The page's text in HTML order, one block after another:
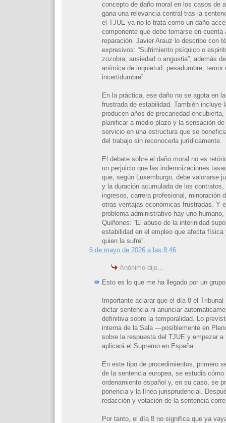
concepto de daño moral en los casos de
gana una relevancia central tras la
el TJUE ya no lo trata como un daño
componente que debe tomarse en cuenta
reparación. Javier Arauz lo describe con
expresivos: “Sufrimiento psíquico o
zozobra, ansiedad o angustia”, además
anímica de inquietud, pesadumbre, temor
incertidumbre”.
En la práctica, ese daño no se agota en
frustrada de estabilidad. También incluye
producen años de precariedad
planificar a medio plazo y la sensación
servicio en una estructura que se
del trabajo sin reconocerla jurídicamente.
El debate sobre el daño moral no es
un perjuicio que las indemnizaciones
que, según Luxemburgo, debe valorarse
y la duración acumulada de los contratos,
ingresos, carrera profesional, minoración
otras ventajas económicas frustradas. Y
problema administrativo hay uno
Quiñones: “El abuso de la interinidad
estabilidad en el empleo que afecta física
quien la sufre”.
6 de mayo de 2026 a las 8:46
Anónimo dijo...
Esto es lo que me ha llegado por un
Importante aclarar que el día 8 el
dictar sentencia ni anunciar
definitiva sobre la temporalidad. Lo
interna de la Sala —posiblemente en
sobre la respuesta del TJUE y empezar a
aplicará el Supremo en España.
En este tipo de procedimientos, primero
de la sentencia europea, se estudia cómo
ordenamiento español y, en su caso, se
ponencia y la línea jurisprudencial.
redacción y votación de la sentencia
Por tanto, el día 8 no significa que ya